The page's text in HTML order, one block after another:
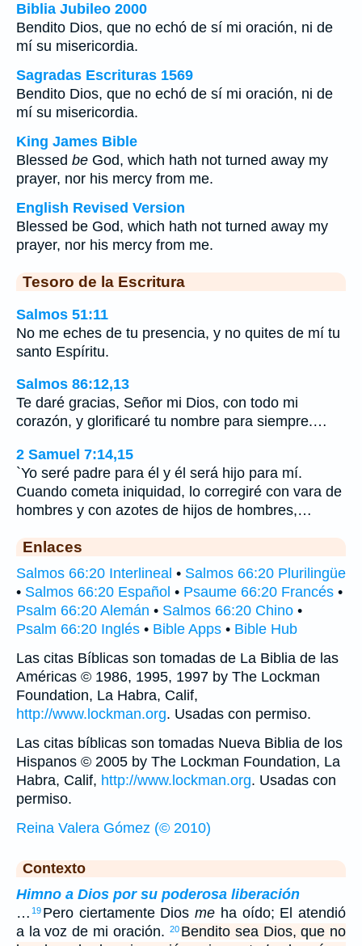
Biblia Jubileo 2000
Bendito Dios, que no echó de sí mi oración, ni de
mí su misericordia.
Sagradas Escrituras 1569
Bendito Dios, que no echó de sí mi oración, ni de
mí su misericordia.
King James Bible
Blessed be God, which hath not turned away my
prayer, nor his mercy from me.
English Revised Version
Blessed be God, which hath not turned away my
prayer, nor his mercy from me.
Tesoro de la Escritura
Salmos 51:11
No me eches de tu presencia, y no quites de mí tu
santo Espíritu.
Salmos 86:12,13
Te daré gracias, Señor mi Dios, con todo mi
corazón, y glorificaré tu nombre para siempre.…
2 Samuel 7:14,15
`Yo seré padre para él y él será hijo para mí.
Cuando cometa iniquidad, lo corregiré con vara de
hombres y con azotes de hijos de hombres,…
Enlaces
Salmos 66:20 Interlineal • Salmos 66:20 Plurilingüe
• Salmos 66:20 Español • Psaume 66:20 Francés •
Psalm 66:20 Alemán • Salmos 66:20 Chino •
Psalm 66:20 Inglés • Bible Apps • Bible Hub
Las citas Bíblicas son tomadas de La Biblia de las
Américas © 1986, 1995, 1997 by The Lockman
Foundation, La Habra, Calif,
http://www.lockman.org. Usadas con permiso.
Las citas bíblicas son tomadas Nueva Biblia de los
Hispanos © 2005 by The Lockman Foundation, La
Habra, Calif, http://www.lockman.org. Usadas con
permiso.
Reina Valera Gómez (© 2010)
Contexto
Himno a Dios por su poderosa liberación
… 19 Pero ciertamente Diosme ha oído; El atendió
a la voz de mi oración.
20 Bendito sea Dios, que no